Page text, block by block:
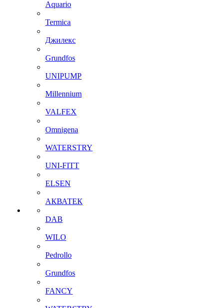
Aquario
Termica
Джилекс
Grundfos
UNIPUMP
Millennium
VALFEX
Omnigena
WATERSTRY
UNI-FITT
ELSEN
АКВАТЕК
DAB
WILO
Pedrollo
Grundfos
FANCY